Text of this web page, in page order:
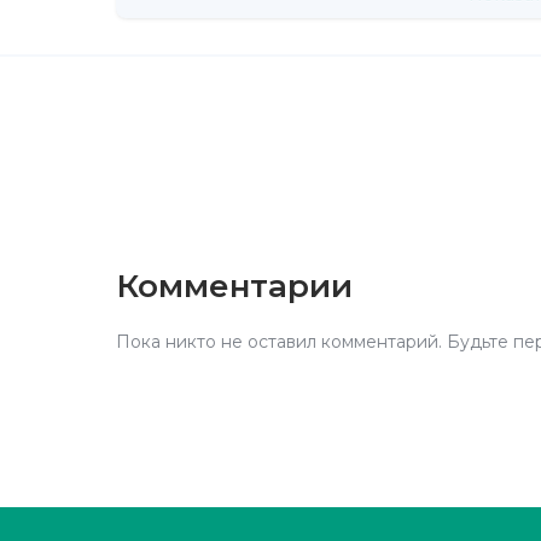
Комментарии
Пока никто не оставил комментарий. Будьте